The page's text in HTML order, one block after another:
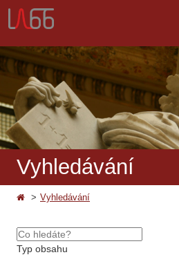
Vyhledávání
Vyhledávání
Typ obsahu